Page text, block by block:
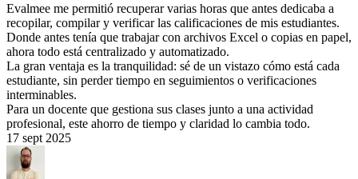
Evalmee me permitió recuperar varias horas que antes dedicaba a
recopilar, compilar y verificar las calificaciones de mis estudiantes.
Donde antes tenía que trabajar con archivos Excel o copias en papel,
ahora todo está centralizado y automatizado.
La gran ventaja es la tranquilidad: sé de un vistazo cómo está cada
estudiante, sin perder tiempo en seguimientos o verificaciones
interminables.
Para un docente que gestiona sus clases junto a una actividad
profesional, este ahorro de tiempo y claridad lo cambia todo.
17 sept 2025